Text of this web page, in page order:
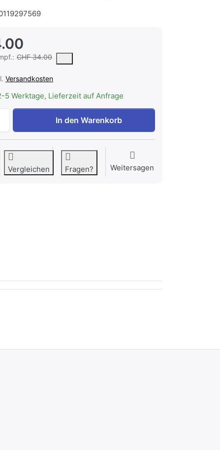
CHF 34.00
vorgeschlagene oder empfohlene Verkaufspreis eines Produkts,
Versandkosten
5 Werktage, Lieferzeit auf Anfrage
V-ZUG Bogen 90°, Durchm. 125 mm, H42034 zu CHF
In den Warenkorb
Vergleichen Fragen? Weitersagen